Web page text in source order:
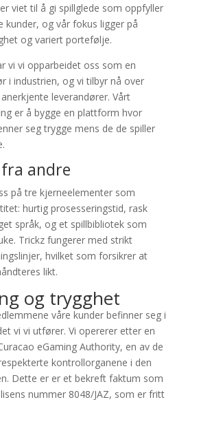
viet til å gi spillglede som oppfyller
kunder, og vår fokus ligger på
og variert portefølje.
vi vi opparbeidet oss som en
i industrien, og vi tilbyr nå over
leverandører. Vårt
er å bygge en plattform hvor
seg trygge mens de de spiller
andre
på tre kjerneelementer som
hurtig prosesseringstid, rask
språk, og et spillbibliotek som
Trickz fungerer med strikt
hvilket som forsikrer at
likt.
og trygghet
våre kunder befinner seg i
vi vi utfører. Vi opererer etter en
eGaming Authority, en av de
kontrollorganene i den
Dette er er et bekreft faktum som
nummer 8048/JAZ, som er fritt